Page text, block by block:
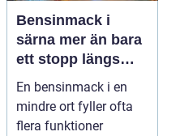
Bensinmack i
särna mer än bara
ett stopp längs
vägen
En bensinmack i en
mindre ort fyller ofta
flera funktioner